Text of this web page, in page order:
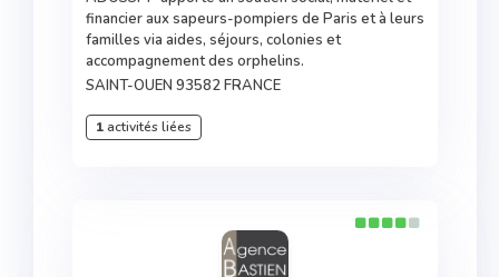
financier aux sapeurs-pompiers de Paris et à leurs
familles via aides, séjours, colonies et
accompagnement des orphelins.
SAINT-OUEN 93582 FRANCE
1activités liées